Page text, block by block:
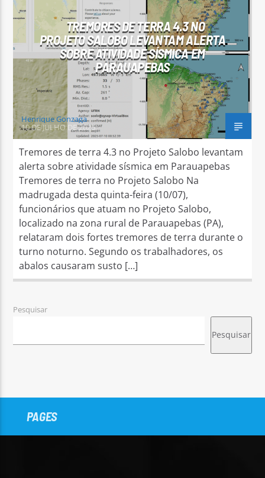
Arara Azul FM
TREMORES DE TERRA 4.3 NO
PROJETO SALOBO LEVANTAM ALERTA
SOBRE ATIVIDADE SÍSMICA EM
PARAUAPEBAS
Henrique Gonzaga
10 DE JULHO DE 2025
Tremores de terra 4.3 no Projeto Salobo levantam
alerta sobre atividade sísmica em Parauapebas
Tremores de terra no Projeto Salobo Na
madrugada desta quinta-feira (10/07),
funcionários que atuam no Projeto Salobo,
localizado na zona rural de Parauapebas (PA),
relataram dois fortes tremores de terra durante o
turno noturno. Segundo os trabalhadores, os
abalos causaram susto […]
Pesquisar
Pesquisar
PAGES